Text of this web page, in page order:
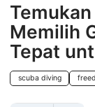
Memilih
Tepat
scuba diving